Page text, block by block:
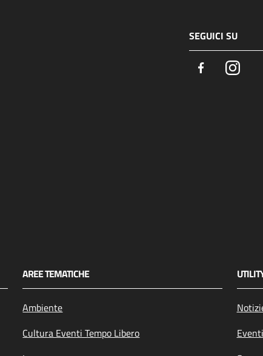
SEGUICI SU
Facebook
AREE TEMATICHE
Ambiente
Cultura Eventi Tempo Libero
Eventi